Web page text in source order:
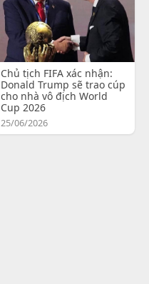
Chủ tịch FIFA xác nhận:
Donald Trump sẽ trao cúp
cho nhà vô địch World
Cup 2026
25/06/2026